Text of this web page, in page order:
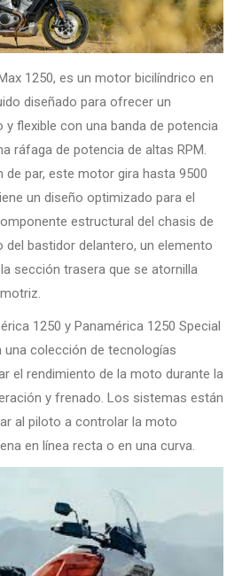
1250, es un motor bicilíndrico en
diseñado para ofrecer un
flexible con una banda de potencia
ráfaga de potencia de altas RPM.
de par, este motor gira hasta 9500
un diseño optimizado para el
estructural del chasis de
del bastidor delantero, un elemento
sección trasera que se atornilla
1250 y Panamérica 1250 Special
colección de tecnologías
el rendimiento de la moto durante la
y frenado. Los sistemas están
al piloto a controlar la moto
en línea recta o en una curva.